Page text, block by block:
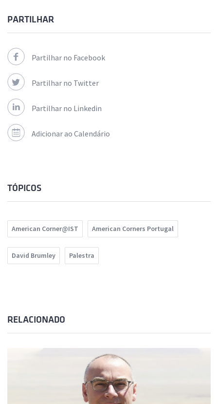
PARTILHAR
Partilhar no Facebook
Partilhar no Twitter
Partilhar no Linkedin
Adicionar ao Calendário
TÓPICOS
American Corner@IST American Corners Portugal
David Brumley Palestra
RELACIONADO